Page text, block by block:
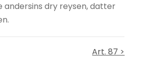
andersins dry reysen, datter
Art. 87 >